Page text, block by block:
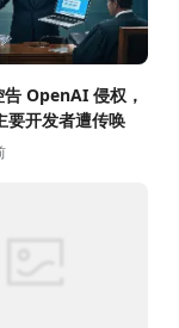
OpenAI 侵权，
要开发者遭传唤